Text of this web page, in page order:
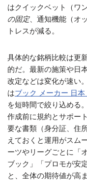
はクイックベット（ワ
の固定、通知機能（オ
トレスが減る。
具体的な銘柄比較は更
的だ。最新の施策や日
改定などは変化が速い
はブック メーカー 日本
を短時間で絞り込める
作成前に規約とサポー
要な書類（身分証、住
えておくと運用がスム
ーツやリーグごとに「
ブック」「プロモが安
と、全体の期待値が高